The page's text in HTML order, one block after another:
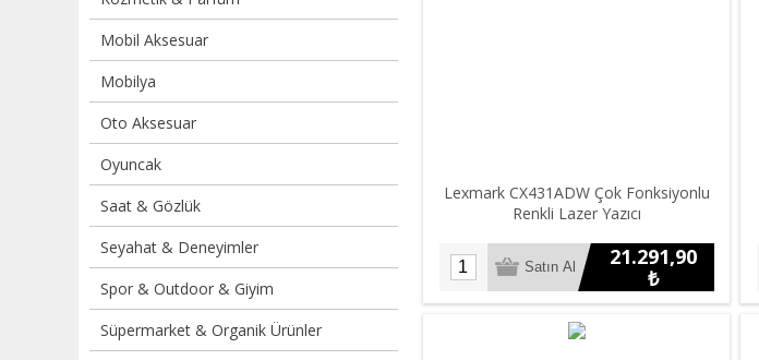
Mobil Aksesuar
Mobilya
Oto Aksesuar
Oyuncak
Saat & Gözlük
Seyahat & Deneyimler
Spor & Outdoor & Giyim
Süpermarket & Organik Ürünler
Lexmark CX431ADW Çok Fonksiyonlu
Renkli Lazer Yazıcı
21.291,90
₺